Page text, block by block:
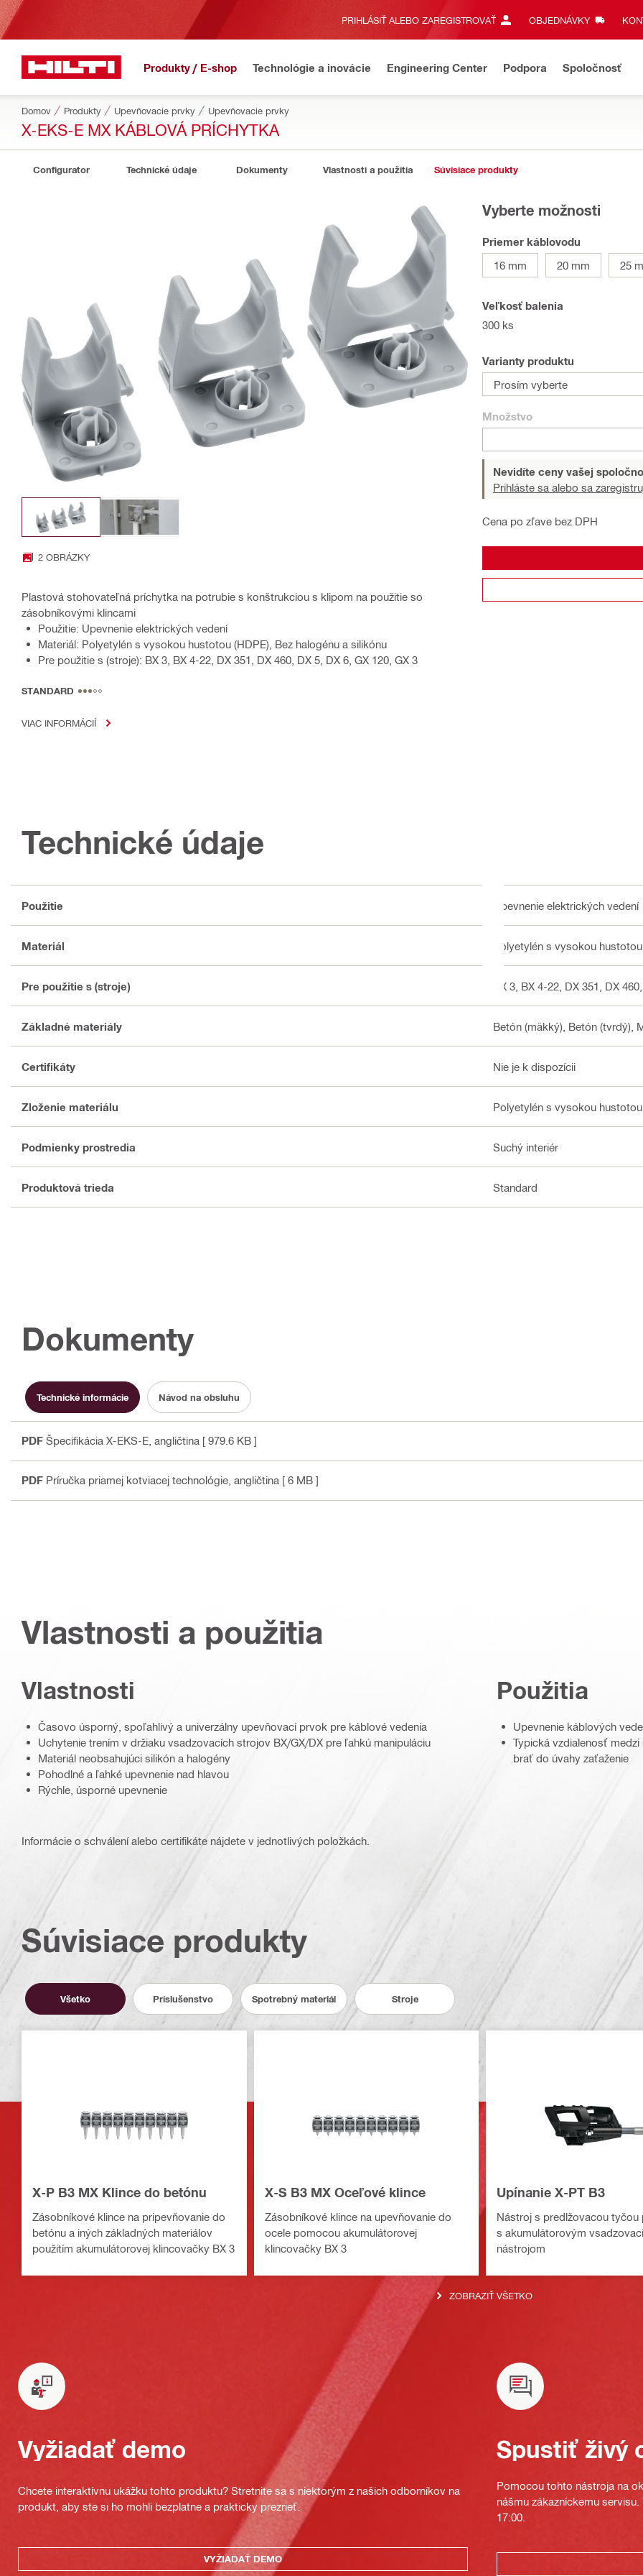
PRIHLÁSIŤ ALEBO ZAREGISTROVAŤ OBJEDNÁVKY
Produkty / E-shop Technológie a inovácie Engineering Center Podpora Spoločnosť
Domov Produkty Upevňovacie prvky Upevňovacie prvky
X-EKS-E MX KÁBLOVÁ PRÍCHYTKA
Configurator Technické údaje Dokumenty Vlastnosti a použitia Súvisiace produkty
2 OBRÁZKY
Plastová stohovateľná príchytka na potrubie s konštrukciou s klipom na použitie so
zásobníkovými klincami
Použitie: Upevnenie elektrických vedení
Materiál: Polyetylén s vysokou hustotou (HDPE), Bez halogénu a silikónu
Pre použitie s (stroje): BX 3, BX 4-22, DX 351, DX 460, DX 5, DX 6, GX 120, GX 3
STANDARD
VIAC INFORMÁCIÍ
Vyberte možnosti
Priemer káblovodu
16 mm
20 mm 25
Veľkosť balenia
300 ks
Varianty produktu
Prosím vyberte
Množstvo
Nevidíte ceny vašej
Prihláste sa alebo sa
Cena po zľave bez DPH
Technické údaje
Použitie Upevnenie elektrických vedení
Materiál Polyetylén s vysokou
Pre použitie s (stroje) BX 3, BX 4-22, DX 351, DX
Základné materiály Betón (mäkký), Betón (tvrdý),
Certifikáty Nie je k dispozícii
Zloženie materiálu Polyetylén s vysokou
Podmienky prostredia Suchý interiér
Produktová trieda Standard
Dokumenty
Technické informácie Návod na obsluhu
PDF Špecifikácia X-EKS-E , angličtina [ 979.6 KB ]
PDF Príručka priamej kotviacej technológie , angličtina [ 6 MB ]
Vlastnosti a použitia
Vlastnosti
Časovo úsporný, spoľahlivý a univerzálny upevňovací prvok pre káblové vedenia
Uchytenie trením v držiaku vsadzovacích strojov BX/GX/DX pre ľahkú manipuláciu
Materiál neobsahujúci silikón a halogény
Pohodlné a ľahké upevnenie nad hlavou
Rýchle, úsporné upevnenie
Použitia
Upevnenie káblových
Typická vzdialenosť
brať do úvahy zaťaženie
Informácie o schválení alebo certifikáte nájdete v jednotlivých položkách.
Súvisiace produkty
Všetko Príslušenstvo Spotrebný materiál Stroje
X-P B3 MX Klince do betónu
Zásobníkové klince na pripevňovanie do
betónu a iných základných materiálov
použitím akumulátorovej klincovačky BX 3
X-S B3 MX Oceľové klince
Zásobníkové klince na upevňovanie do
ocele pomocou akumulátorovej
klincovačky BX 3
Upínanie X-PT B3
Nástroj s predlžovacou tyčou
s akumulátorovým
nástrojom
ZOBRAZIŤ VŠETKO
Vyžiadať demo
Chcete interaktívnu ukážku tohto produktu? Stretnite sa s niektorým z našich odborníkov na
produkt, aby ste si ho mohli bezplatne a prakticky prezrieť.
VYŽIADAŤ DEMO
Spustiť živý
Pomocou tohto nástroja na
nášmu zákazníckemu
17:00.